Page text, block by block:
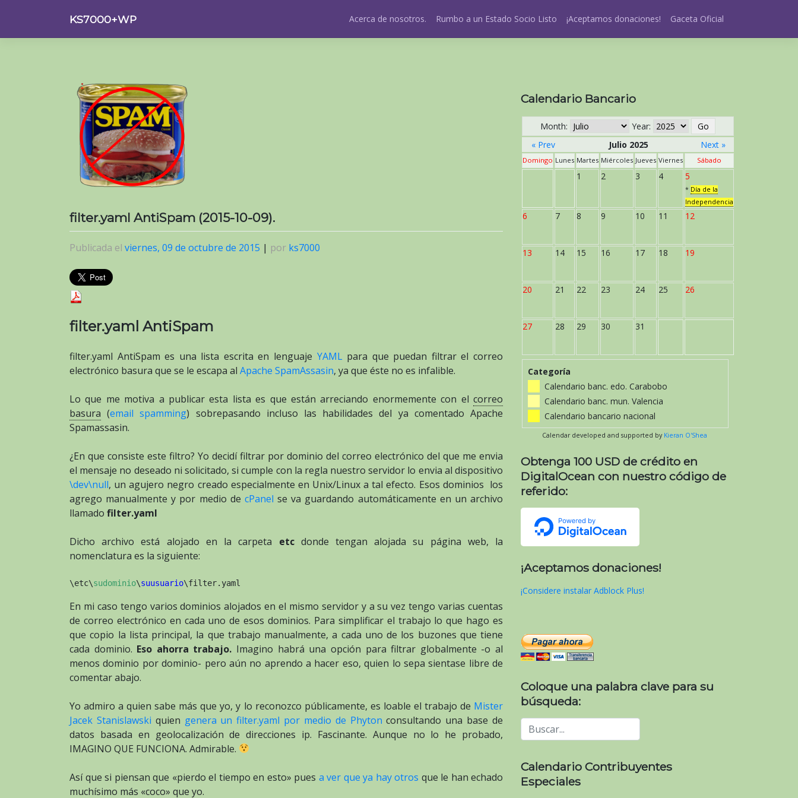
contenido
KS7000+WP Acerca de nosotros. Rumbo a un Estado Socio Listo ¡Aceptamos donaciones! Gaceta Oficial
filter.yaml AntiSpam (2015-10-09).
Publicada el viernes, 09 de octubre de 2015 | por ks7000
filter.yaml AntiSpam
filter.yaml AntiSpam es una lista escrita en lenguaje YAMLpara que puedan filtrar el correo
electrónico basura que se le escapa al Apache SpamAssasin, ya que éste no es infalible.
Lo que me motiva a publicar esta lista es que están arreciando enormemente con el correo
basura (email spamming) sobrepasando incluso las habilidades del ya comentado Apache
Spamassasin.
¿En que consiste este filtro? Yo decidí filtrar por dominio del correo electrónico del que me envia
el mensaje no deseado ni solicitado, si cumple con la regla nuestro servidor lo envia al dispositivo
\dev\null, un agujero negro creado especialmente en Unix/Linux a tal efecto. Esos dominios los
agrego manualmente y por medio de cPanel se va guardando automáticamente en un archivo
llamado filter.yaml
Dicho archivo está alojado en la carpeta etc donde tengan alojada su página web, la
nomenclatura es la siguiente:
\etc\sudominio\suusuario\filter.yaml
En mi caso tengo varios dominios alojados en el mismo servidor y a su vez tengo varias cuentas
de correo electrónico en cada uno de esos dominios. Para simplificar el trabajo lo que hago es
que copio la lista principal, la que trabajo manualmente, a cada uno de los buzones que tiene
cada dominio. Eso ahorra trabajo. Imagino habrá una opción para filtrar globalmente -o al
menos dominio por dominio- pero aún no aprendo a hacer eso, quien lo sepa sientase libre de
comentar abajo.
Yo admiro a quien sabe más que yo, y lo reconozco públicamente, es loable el trabajo de Mister
Jacek Stanislawski quien genera un filter.yaml por medio de Phyton consultando una base de
datos basada en geolocalización de direcciones ip. Fascinante. Aunque no lo he probado,
IMAGINO QUE FUNCIONA. Admirable.
Así que si piensan que «pierdo el tiempo en esto» pues a ver que ya hay otros que le han echado
muchísimo más «coco» que yo.
Calendario Bancario
Month:
Year:
« Prev
Julio 2025 Next »
Domingo Lunes Martes Miércoles Jueves Viernes Sábado
1 2 3 4 5
* Día de la
Independencia
6 7 8 9 10 11 12
13 14 15 16 17 18 19
20 21 22 23 24 25 26
27 28 29 30 31
Categoría
Calendario banc. edo. Carabobo
Calendario banc. mun. Valencia
Calendario bancario nacional
Calendar developed and supported by Kieran O'Shea
Obtenga 100 USD de crédito en
DigitalOcean con nuestro código de
referido:
¡Aceptamos donaciones!
¡Considere instalar Adblock Plus!
Coloque una palabra clave para su
búsqueda:
Calendario Contribuyentes
Especiales